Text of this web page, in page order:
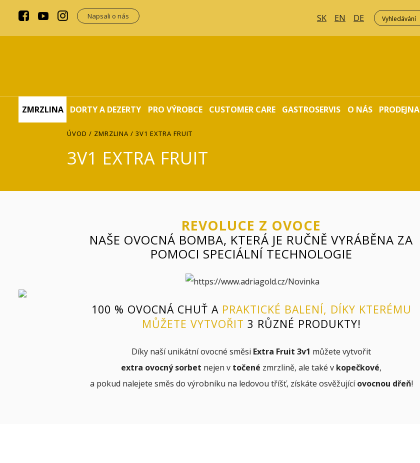
Napsali o nás SK EN DE
ZMRZLINA DORTY A DEZERTY PRO VÝROBCE CUSTOMER CARE GASTROSERVIS O NÁS PRODEJNA
ÚVOD / ZMRZLINA / 3V1 EXTRA FRUIT
3V1 EXTRA FRUIT
REVOLUCE Z OVOCE
NAŠE OVOCNÁ BOMBA, KTERÁ JE RUČNĚ VYRÁBĚNA ZA
POMOCI SPECIÁLNÍ TECHNOLOGIE
100 % OVOCNÁ CHUŤ APRAKTICKÉ BALENÍ, DÍKY KTERÉMU
MŮŽETE VYTVOŘIT 3 RŮZNÉ PRODUKTY!
Díky naší unikátní ovocné směsi Extra Fruit 3v1 můžete vytvořit
extra ovocný sorbet nejen v točené zmrzlině, ale také v kopečkové,
a pokud nalejete směs do výrobníku na ledovou tříšť, získáte osvěžujícíovocnou dřeň!